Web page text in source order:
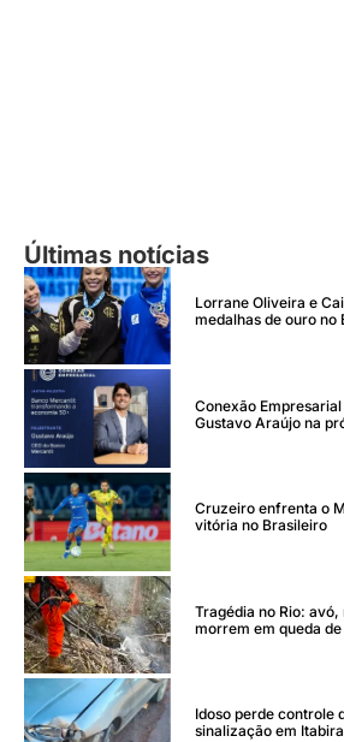
Últimas notícias
Lorrane Oliveira e
medalhas de ouro no
Conexão
Gustavo Araújo na
Cruzeiro enfrenta o
vitória no Brasileiro
Tragédia no Rio:
morrem em queda
Idoso perde controle
sinalização em Itabira